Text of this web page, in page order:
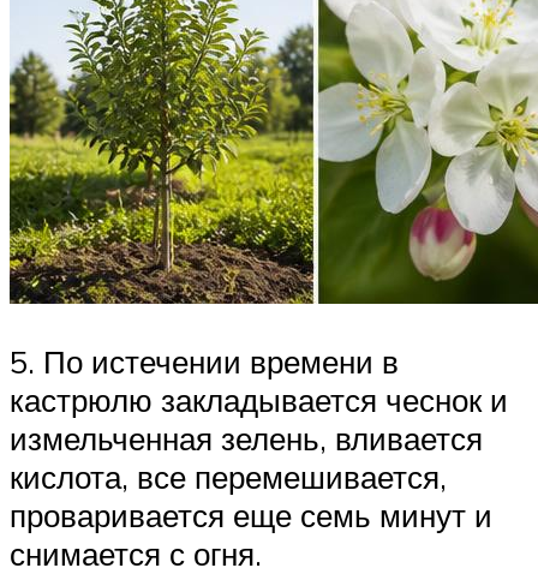
5. По истечении времени в
кастрюлю закладывается чеснок и
измельченная зелень, вливается
кислота, все перемешивается,
проваривается еще семь минут и
снимается с огня.